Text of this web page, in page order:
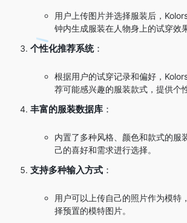
用户上传图片并选择服装后，
钟内生成服装在人物身上的试穿效
个性化推荐系统：
根据用户的试穿记录和偏好，
荐可能感兴趣的服装款式，提供个
丰富的服装数据库 ：
内置了多种风格、颜色和款式的服
己的喜好和需求进行选择。
支持多种输入方式 ：
用户可以上传自己的照片作为模特
择预置的模特图片。